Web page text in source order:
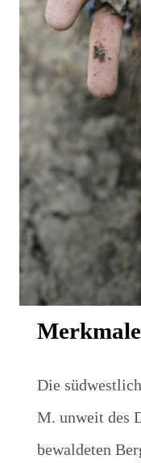
Merkmale
Die
M. unweit des
bewaldeten